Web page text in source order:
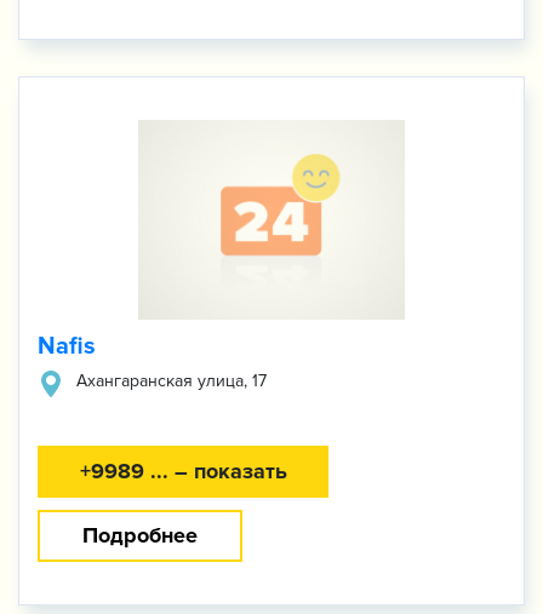
Nafis
Ахангаранская улица, 17
+9989 ... – показать
Подробнее